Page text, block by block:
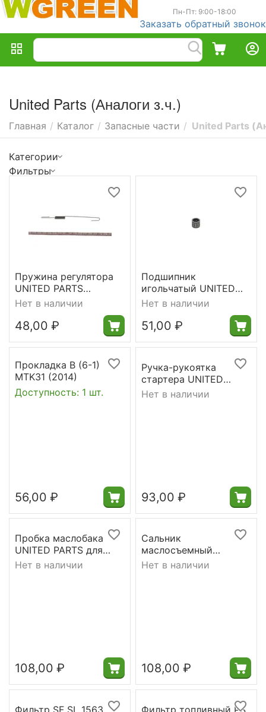
Пн-Пт: 9:00-18:00
Заказать обратный звонок
United Parts (Аналоги з.ч.)
Главная / Каталог / Запасные части / United Parts
Категории
Фильтры
Пружина регулятора
UNITED PARTS
двигателя HONDA
Нет в наличии
48,00 ₽
Подшипник
игольчатый UNITED
PARTS 10x14x12 чашки
сц. H137/142 235/240 -
->37005000002
Нет в наличии
51,00 ₽
Прокладка B (6-1)
MTK31 (2014)
Доступность: 1 шт.
56,00 ₽
Ручка-рукоятка
стартера UNITED
PARTS унив.
Нет в наличии
93,00 ₽
Пробка маслобака
UNITED PARTS для
Partner
Нет в наличии
108,00 ₽
Сальник
маслосъемный
колпачек UNITED
Нет в наличии
108,00 ₽
Фильтр SF SL 1563
Фильтр топливный PS